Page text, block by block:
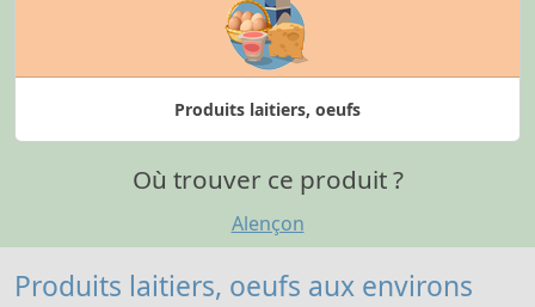
Produits laitiers, oeufs
Où trouver ce produit ?
Alençon
Produits laitiers, oeufs aux environs